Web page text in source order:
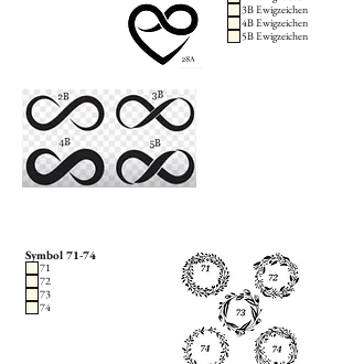
3B Ewigzeichen
4B Ewigzeichen
5B Ewigzeichen
Symbol 71-74
71
72
73
74